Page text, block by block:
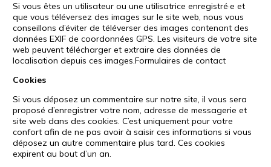
Si vous êtes un utilisateur ou une utilisatrice enregistré·e et
que vous téléversez des images sur le site web, nous vous
conseillons d’éviter de téléverser des images contenant des
données EXIF de coordonnées GPS. Les visiteurs de votre site
web peuvent télécharger et extraire des données de
localisation depuis ces images.Formulaires de contact
Cookies
Si vous déposez un commentaire sur notre site, il vous sera
proposé d’enregistrer votre nom, adresse de messagerie et
site web dans des cookies. C’est uniquement pour votre
confort afin de ne pas avoir à saisir ces informations si vous
déposez un autre commentaire plus tard. Ces cookies
expirent au bout d’un an.